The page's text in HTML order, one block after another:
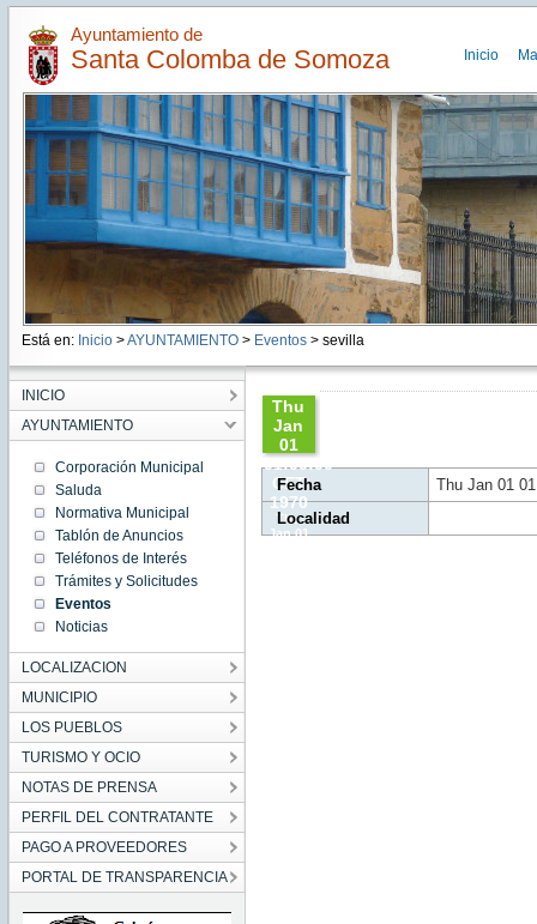
Ayuntamiento de
Santa Colomba de Somoza Inicio
Está en: Inicio >AYUNTAMIENTO> Eventos> sevilla
INICIO
AYUNTAMIENTO
Corporación Municipal
Saluda
Normativa Municipal
Tablón de Anuncios
Teléfonos de Interés
Trámites y Solicitudes
Eventos
Noticias
LOCALIZACION
MUNICIPIO
LOS PUEBLOS
TURISMO Y OCIO
NOTAS DE PRENSA
PERFIL DEL CONTRATANTE
PAGO A PROVEEDORES
PORTAL DE TRANSPARENCIA
Thu
Jan
01
01:00:00
CET
1970
Thu
Jan 01
Fecha
Thu Jan 01
Localidad